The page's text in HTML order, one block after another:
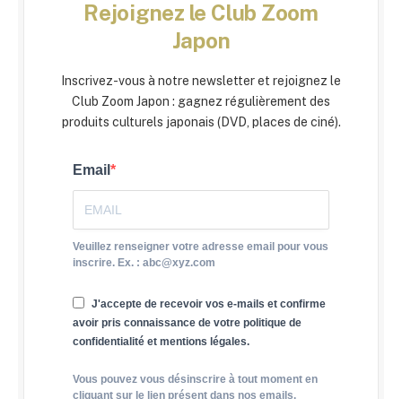
Rejoignez le Club Zoom
Japon
Inscrivez-vous à notre newsletter et rejoignez le
Club Zoom Japon : gagnez régulièrement des
produits culturels japonais (DVD, places de ciné).
Email
Veuillez renseigner votre adresse email pour vous
inscrire. Ex. : abc@xyz.com
J'accepte de recevoir vos e-mails et confirme
avoir pris connaissance de votre politique de
confidentialité et mentions légales.
Vous pouvez vous désinscrire à tout moment en
cliquant sur le lien présent dans nos emails.